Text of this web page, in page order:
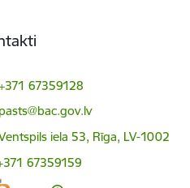
67359128
E-pasts:
pasts@bac.gov.lv
iela 53, Rīga, LV-1002
67359159